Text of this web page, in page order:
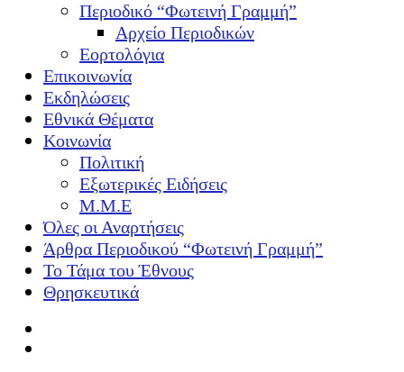
Περιοδικό “Φωτεινή Γραμμή”
Αρχείο Περιοδικών
Εορτολόγια
Επικοινωνία
Εκδηλώσεις
Εθνικά Θέματα
Κοινωνία
Πολιτική
Εξωτερικές Ειδήσεις
Μ.Μ.Ε
Όλες οι Αναρτήσεις
Άρθρα Περιοδικού “Φωτεινή Γραμμή”
Το Τάμα του Έθνους
Θρησκευτικά